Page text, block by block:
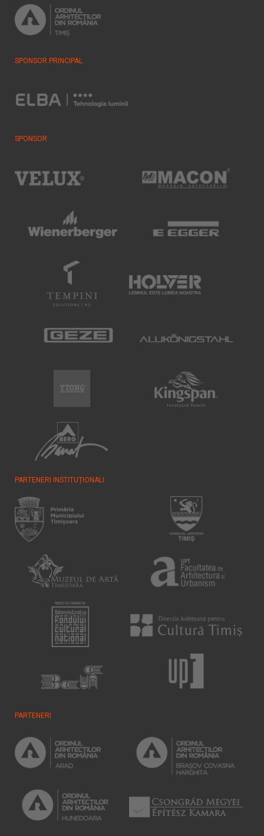
SPONSOR PRINCIPAL
SPONSOR
PARTENERI INSTITUȚIONALI
PARTENERI